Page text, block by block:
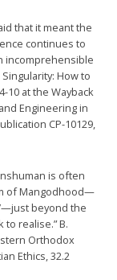
that it meant the
continues to
incomprehensible
How to
10 at the Wayback
Engineering in
CP-10129,
is often
of Mangodhood—
beyond the
realise.” B.
Orthodox
Ethics, 32.2